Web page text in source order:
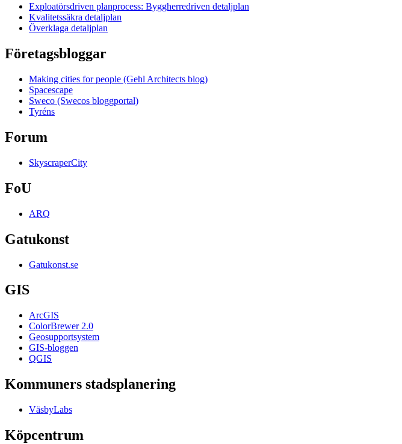
Exploatörsdriven planprocess: Byggherredriven detaljplan
Kvalitetssäkra detaljplan
Överklaga detaljplan
Företagsbloggar
Making cities for people (Gehl Architects blog)
Spacescape
Sweco (Swecos bloggportal)
Tyréns
Forum
SkyscraperCity
FoU
ARQ
Gatukonst
Gatukonst.se
GIS
ArcGIS
ColorBrewer 2.0
Geosupportsystem
GIS-bloggen
QGIS
Kommuners stadsplanering
VäsbyLabs
Köpcentrum